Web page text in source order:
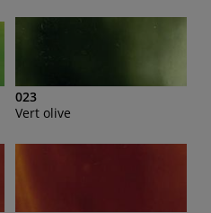
023
Vert olive